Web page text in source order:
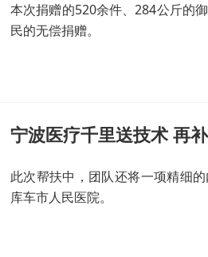
本次捐赠的520余件、284公斤的
民的无偿捐赠。
宁波医疗千里送技术 再
此次帮扶中，团队还将一项精细
库车市人民医院。